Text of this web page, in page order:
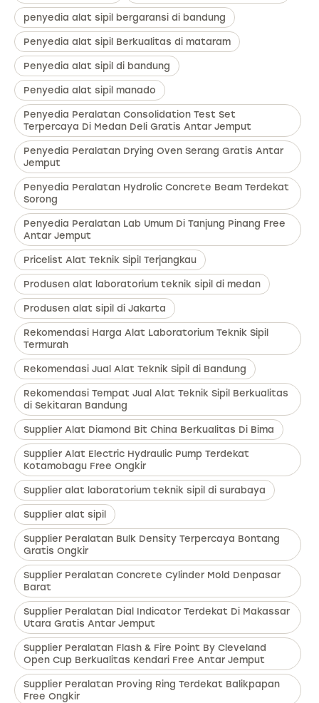
penyedia alat sipil bergaransi di bandung
Penyedia alat sipil Berkualitas di mataram
Penyedia alat sipil di bandung
Penyedia alat sipil manado
Penyedia Peralatan Consolidation Test Set
Terpercaya Di Medan Deli Gratis Antar Jemput
Penyedia Peralatan Drying Oven Serang Gratis Antar
Jemput
Penyedia Peralatan Hydrolic Concrete Beam Terdekat
Sorong
Penyedia Peralatan Lab Umum Di Tanjung Pinang Free
Antar Jemput
Pricelist Alat Teknik Sipil Terjangkau
Produsen alat laboratorium teknik sipil di medan
Produsen alat sipil di Jakarta
Rekomendasi Harga Alat Laboratorium Teknik Sipil
Termurah
Rekomendasi Jual Alat Teknik Sipil di Bandung
Rekomendasi Tempat Jual Alat Teknik Sipil Berkualitas
di Sekitaran Bandung
Supplier Alat Diamond Bit China Berkualitas Di Bima
Supplier Alat Electric Hydraulic Pump Terdekat
Kotamobagu Free Ongkir
Supplier alat laboratorium teknik sipil di surabaya
Supplier alat sipil
Supplier Peralatan Bulk Density Terpercaya Bontang
Gratis Ongkir
Supplier Peralatan Concrete Cylinder Mold Denpasar
Barat
Supplier Peralatan Dial Indicator Terdekat Di Makassar
Utara Gratis Antar Jemput
Supplier Peralatan Flash & Fire Point By Cleveland
Open Cup Berkualitas Kendari Free Antar Jemput
Supplier Peralatan Proving Ring Terdekat Balikpapan
Free Ongkir